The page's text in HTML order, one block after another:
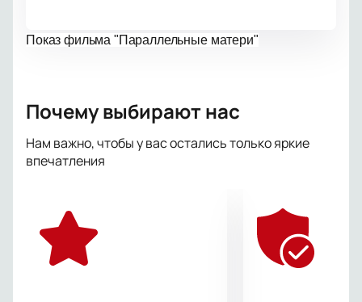
Показ фильма "Параллельные матери"
Почему выбирают нас
Нам важно, чтобы у вас остались только яркие
впечатления